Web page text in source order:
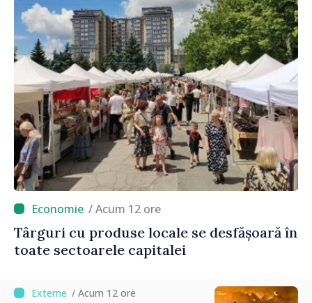
/ Acum 12 ore
Târguri cu produse locale se desfășoară în
toate sectoarele capitalei
/ Acum 12 ore